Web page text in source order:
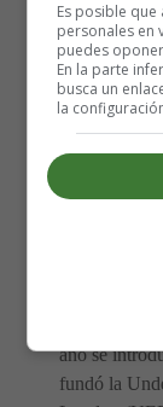
La red es el
primer
primera línea
Todo
el London
por gas y
año se
fundó la
Es posible
personales en
puedes
En la parte
busca un
la